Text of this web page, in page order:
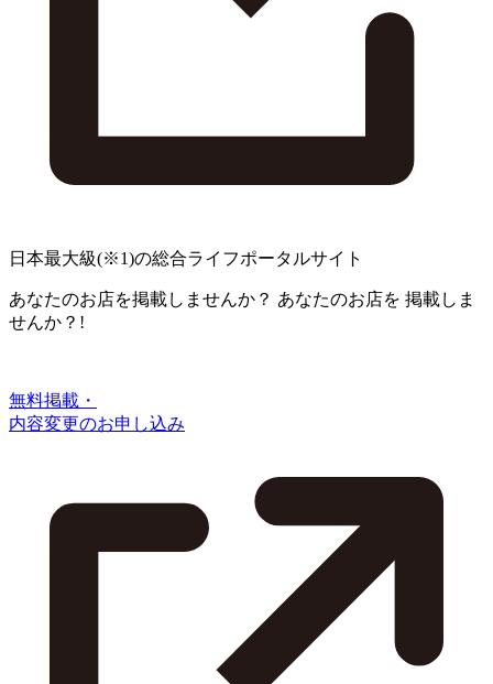
日本最大級(※1)の総合ライフポータルサイト
あなたのお店を掲載しませんか？ あなたのお店を 掲載しま
せんか？!
無料掲載・
内容変更のお申し込み